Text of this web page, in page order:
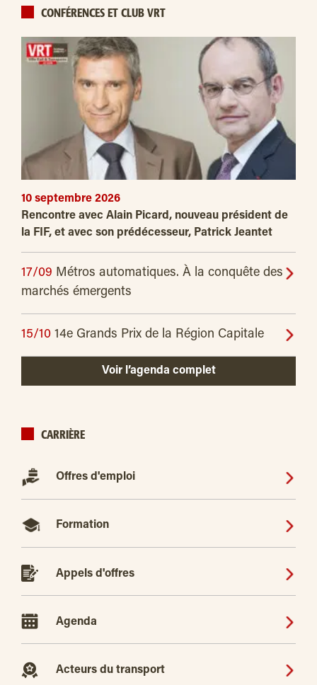
CONFÉRENCES ET CLUB VRT
10 septembre 2026
Rencontre avec Alain Picard, nouveau président de
la FIF, et avec son prédécesseur, Patrick Jeantet
17/09 Métros automatiques. À la conquête des
marchés émergents
15/10 14e Grands Prix de la Région Capitale
Voir l’agenda complet
CARRIÈRE
Offres d'emploi
Formation
Appels d'offres
Agenda
Acteurs du transport